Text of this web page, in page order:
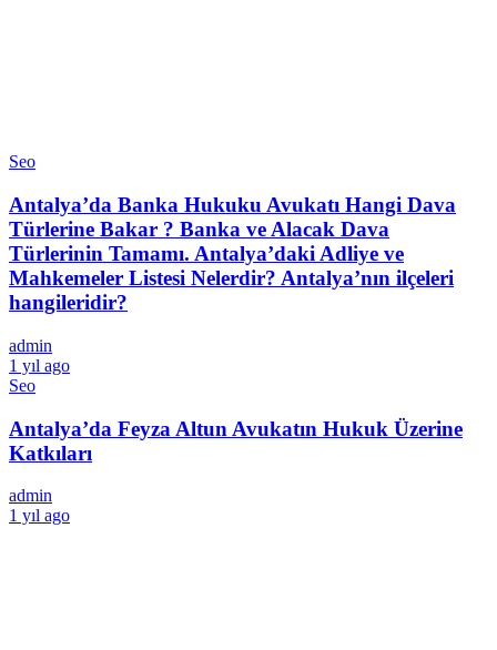
Seo
Antalya’da Banka Hukuku Avukatı Hangi Dava
Türlerine Bakar ? Banka ve Alacak Dava
Türlerinin Tamamı. Antalya’daki Adliye ve
Mahkemeler Listesi Nelerdir? Antalya’nın ilçeleri
hangileridir?
admin
1 yıl ago
Seo
Antalya’da Feyza Altun Avukatın Hukuk Üzerine
Katkıları
admin
1 yıl ago